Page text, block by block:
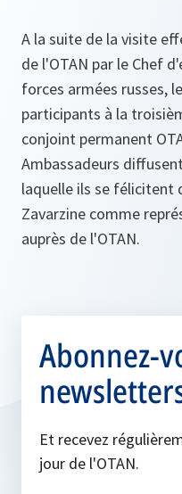
A la suite de la visite
de l'OTAN par le Chef
forces armées russes,
participants à la
conjoint permanent
Ambassadeurs
laquelle ils se félicitent
Zavarzine comme
auprès de l'OTAN.
Abonnez-
Et recevez
jour de l'OTAN.